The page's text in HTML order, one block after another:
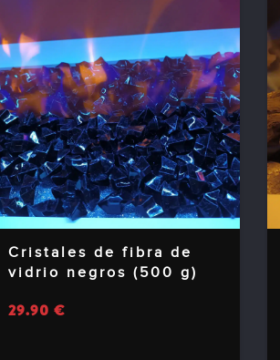
Cristales de fibra de
vidrio negros (500 g)
29.90€